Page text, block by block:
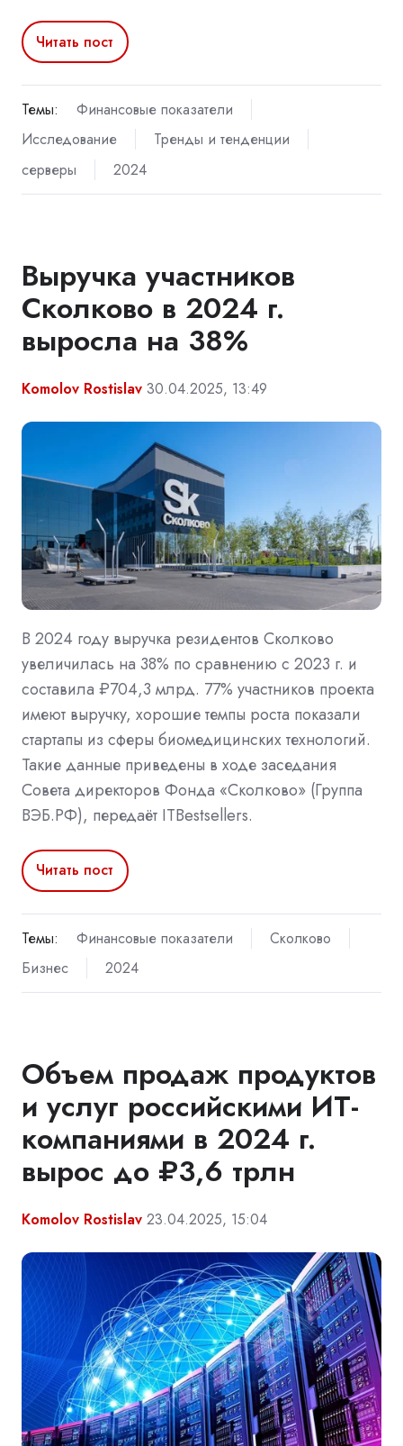
Читать пост
Темы:
Финансовые показатели
Исследование
Тренды и тенденции
серверы
2024
Выручка участников
Сколково в 2024 г.
выросла на 38%
Komolov Rostislav 30.04.2025, 13:49
В 2024 году выручка резидентов Сколково
увеличилась на 38% по сравнению с 2023 г. и
составила ₽704,3 млрд. 77% участников проекта
имеют выручку, хорошие темпы роста показали
стартапы из сферы биомедицинских технологий.
Такие данные приведены в ходе заседания
Совета директоров Фонда «Сколково» (Группа
ВЭБ.РФ), передаёт ITBestsellers.
Читать пост
Темы: Финансовые показатели
Сколково
Бизнес
2024
Объем продаж продуктов
и услуг российскими ИТ-
компаниями в 2024 г.
вырос до ₽3,6 трлн
Komolov Rostislav 23.04.2025, 15:04